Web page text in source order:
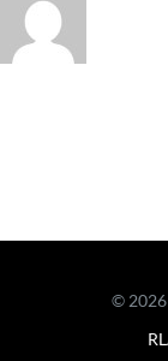
© 2026